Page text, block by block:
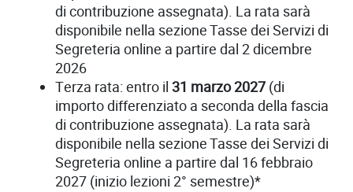
di contribuzione assegnata). La rata sarà
disponibile nella sezione Tasse dei Servizi di
Segreteria online a partire dal 2 dicembre
2026
Terza rata: entro il 31 marzo 2027 (di
importo differenziato a seconda della fascia
di contribuzione assegnata). La rata sarà
disponibile nella sezione Tasse dei Servizi di
Segreteria online a partire dal 16 febbraio
2027 (inizio lezioni 2° semestre)*